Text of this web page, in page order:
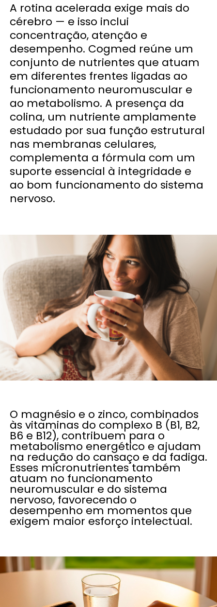
A rotina acelerada exige mais do
cérebro — e isso inclui
concentração, atenção e
desempenho. Cogmed reúne um
conjunto de nutrientes que atuam
em diferentes frentes ligadas ao
funcionamento neuromuscular e
ao metabolismo. A presença da
colina, um nutriente amplamente
estudado por sua função estrutural
nas membranas celulares,
complementa a fórmula com um
suporte essencial à integridade e
ao bom funcionamento do sistema
nervoso.
O magnésio e o zinco, combinados
às vitaminas do complexo B (B1, B2,
B6 e B12), contribuem para o
metabolismo energético e ajudam
na redução do cansaço e da fadiga.
Esses micronutrientes também
atuam no funcionamento
neuromuscular e do sistema
nervoso, favorecendo o
desempenho em momentos que
exigem maior esforço intelectual.